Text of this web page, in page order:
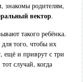
знакомы родителям,
вектор.
такого ребёнка.
того, чтобы их
ещё и приврут с три
случай, когда